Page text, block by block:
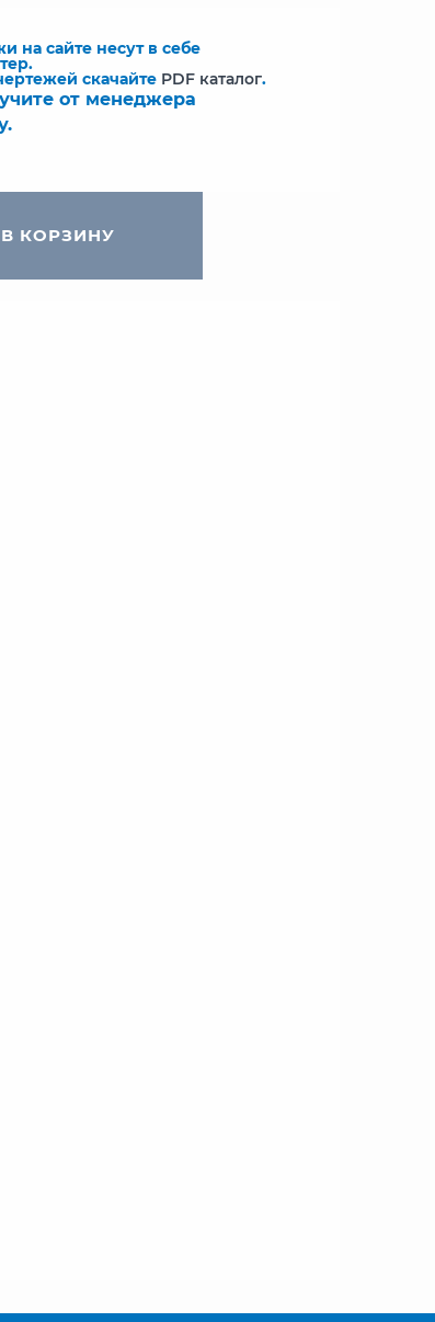
на сайте несут в себе
скачайте PDF каталог.
от менеджера
В КОРЗИНУ